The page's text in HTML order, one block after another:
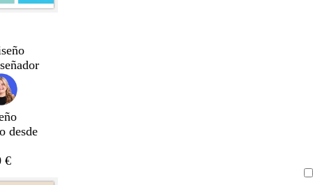
desde
€